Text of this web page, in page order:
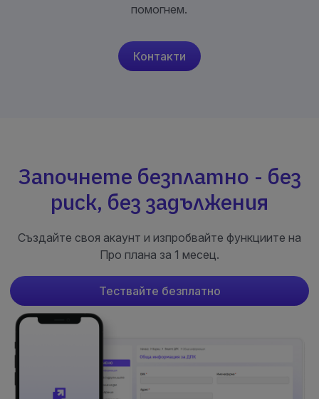
помогнем.
Контакти
Започнете безплатно - без
риск, без задължения
Създайте своя акаунт и изпробвайте функциите на
Про плана за 1 месец.
Тествайте безплатно